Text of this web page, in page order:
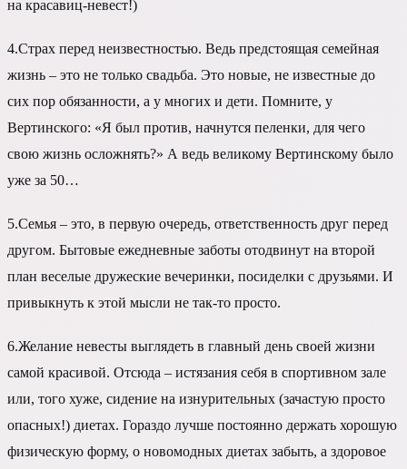
на красавиц-невест!)
4.Страх перед неизвестностью. Ведь предстоящая семейная
жизнь – это не только свадьба. Это новые, не известные до
сих пор обязанности, а у многих и дети. Помните, у
Вертинского: «Я был против, начнутся пеленки, для чего
свою жизнь осложнять?» А ведь великому Вертинскому было
уже за 50…
5.Семья – это, в первую очередь, ответственность друг перед
другом. Бытовые ежедневные заботы отодвинут на второй
план веселые дружеские вечеринки, посиделки с друзьями. И
привыкнуть к этой мысли не так-то просто.
6.Желание невесты выглядеть в главный день своей жизни
самой красивой. Отсюда – истязания себя в спортивном зале
или, того хуже, сидение на изнурительных (зачастую просто
опасных!) диетах. Гораздо лучше постоянно держать хорошую
физическую форму, о новомодных диетах забыть, а здоровое